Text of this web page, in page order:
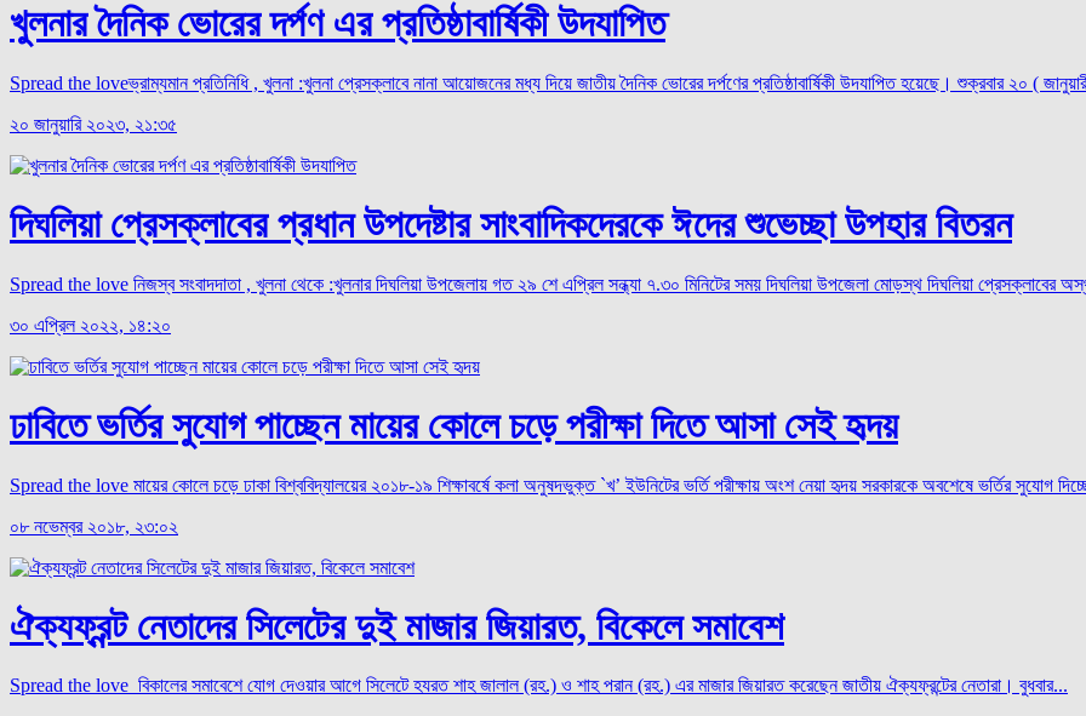
খুলনার দৈনিক ভোরের দর্পণ এর প্রতিষ্ঠাবার্ষিকী উদযাপিত
Spread the loveভ্রাম্যমান প্রতিনিধি , খুলনা :খুলনা প্রেসক্লাবে নানা আয়োজনের মধ্য দিয়ে জাতীয় দৈনিক ভোরের দর্পণের প্রতিষ্ঠাবার্ষিকী উদযাপিত হয়েছে। শুক্রবার ২০ (
২০ জানুয়ারি ২০২৩, ২১:৩৫
দিঘলিয়া প্রেসক্লাবের প্রধান উপদেষ্টার সাংবাদিকদেরকে ঈদের শুভেচ্ছা উপহার বিতরন
Spread the love নিজস্ব সংবাদদাতা , খুলনা থেকে :খুলনার দিঘলিয়া উপজেলায় গত ২৯ শে এপ্রিল সন্ধ্যা ৭.৩০ মিনিটের সময় দিঘলিয়া উপজেলা মোড়স্থ দিঘলিয়া প্রেসক্লাবের
৩০ এপ্রিল ২০২২, ১৪:২০
ঢাবিতে ভর্তির সুযোগ পাচ্ছেন মায়ের কোলে চড়ে পরীক্ষা দিতে আসা সেই হৃদয়
Spread the love মায়ের কোলে চড়ে ঢাকা বিশ্ববিদ্যালয়ের ২০১৮-১৯ শিক্ষাবর্ষে কলা অনুষদভুক্ত `খ’ ইউনিটের ভর্তি পরীক্ষায় অংশ নেয়া হৃদয় সরকারকে অবশেষে ভর্তির সুযোগ
০৮ নভেম্বর ২০১৮, ২৩:০২
ঐক্যফ্রন্ট নেতাদের সিলেটের দুই মাজার জিয়ারত, বিকেলে সমাবেশ
Spread the love বিকালের সমাবেশে যোগ দেওয়ার আগে সিলেটে হযরত শাহ জালাল (রহ.) ও শাহ পরান (রহ.) এর মাজার জিয়ারত করেছেন জাতীয় ঐক্যফ্রন্টের নেতারা। বুধবার...